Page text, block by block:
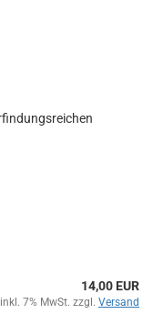
14,00 EUR
inkl. 7% MwSt. zzgl. Versand